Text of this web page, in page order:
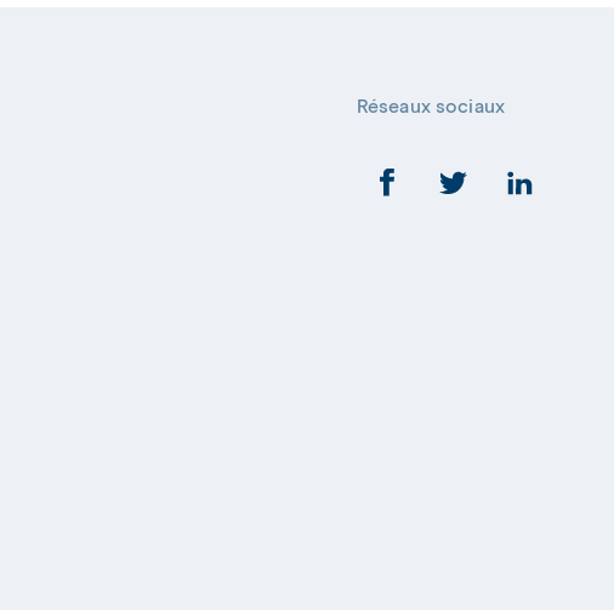
Réseaux sociaux